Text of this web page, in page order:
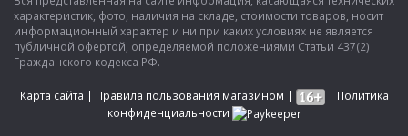
характеристик, фото, наличия на складе, стоимости товаров, носит
информационный характер и ни при каких условиях не является
публичной офертой, определяемой положениями Статьи 437(2)
Гражданского кодекса РФ.
Карта сайта | Правила пользования магазином | | Политика
конфиденциальности